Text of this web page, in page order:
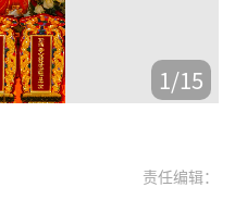
1/15
责任编辑：